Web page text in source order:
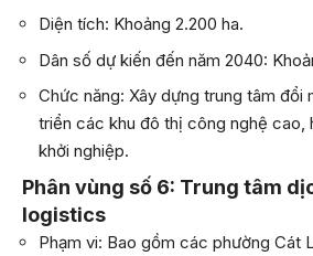
Diện tích: Khoảng 2.200 ha.
Dân số dự kiến đến năm 2040:
Chức năng: Xây dựng trung tâm đổi
triển các khu đô thị công nghệ cao,
khởi nghiệp.
Phân vùng số 6: Trung tâm
logistics
Phạm vi: Bao gồm các phường Cát